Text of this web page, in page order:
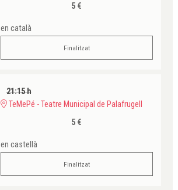
5 €
en català
Finalitzat
21:15 h
TeMePé - Teatre Municipal de Palafrugell
5 €
en castellà
Finalitzat